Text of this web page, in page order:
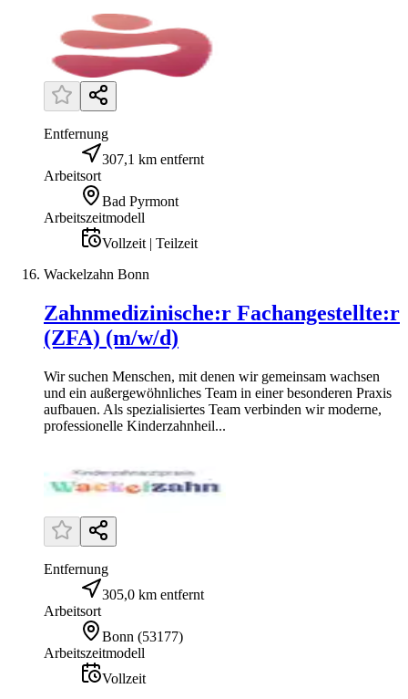
Entfernung
307,1 km entfernt
Arbeitsort
Bad Pyrmont
Arbeitszeitmodell
Vollzeit | Teilzeit
Wackelzahn Bonn
Zahnmedizinische:r Fachangestellte:r
(ZFA) (m/w/d)
Wir suchen Menschen, mit denen wir gemeinsam wachsen
und ein außergewöhnliches Team in einer besonderen Praxis
aufbauen. Als spezialisiertes Team verbinden wir moderne,
professionelle Kinderzahnheil...
Entfernung
305,0 km entfernt
Arbeitsort
Bonn (53177)
Arbeitszeitmodell
Vollzeit